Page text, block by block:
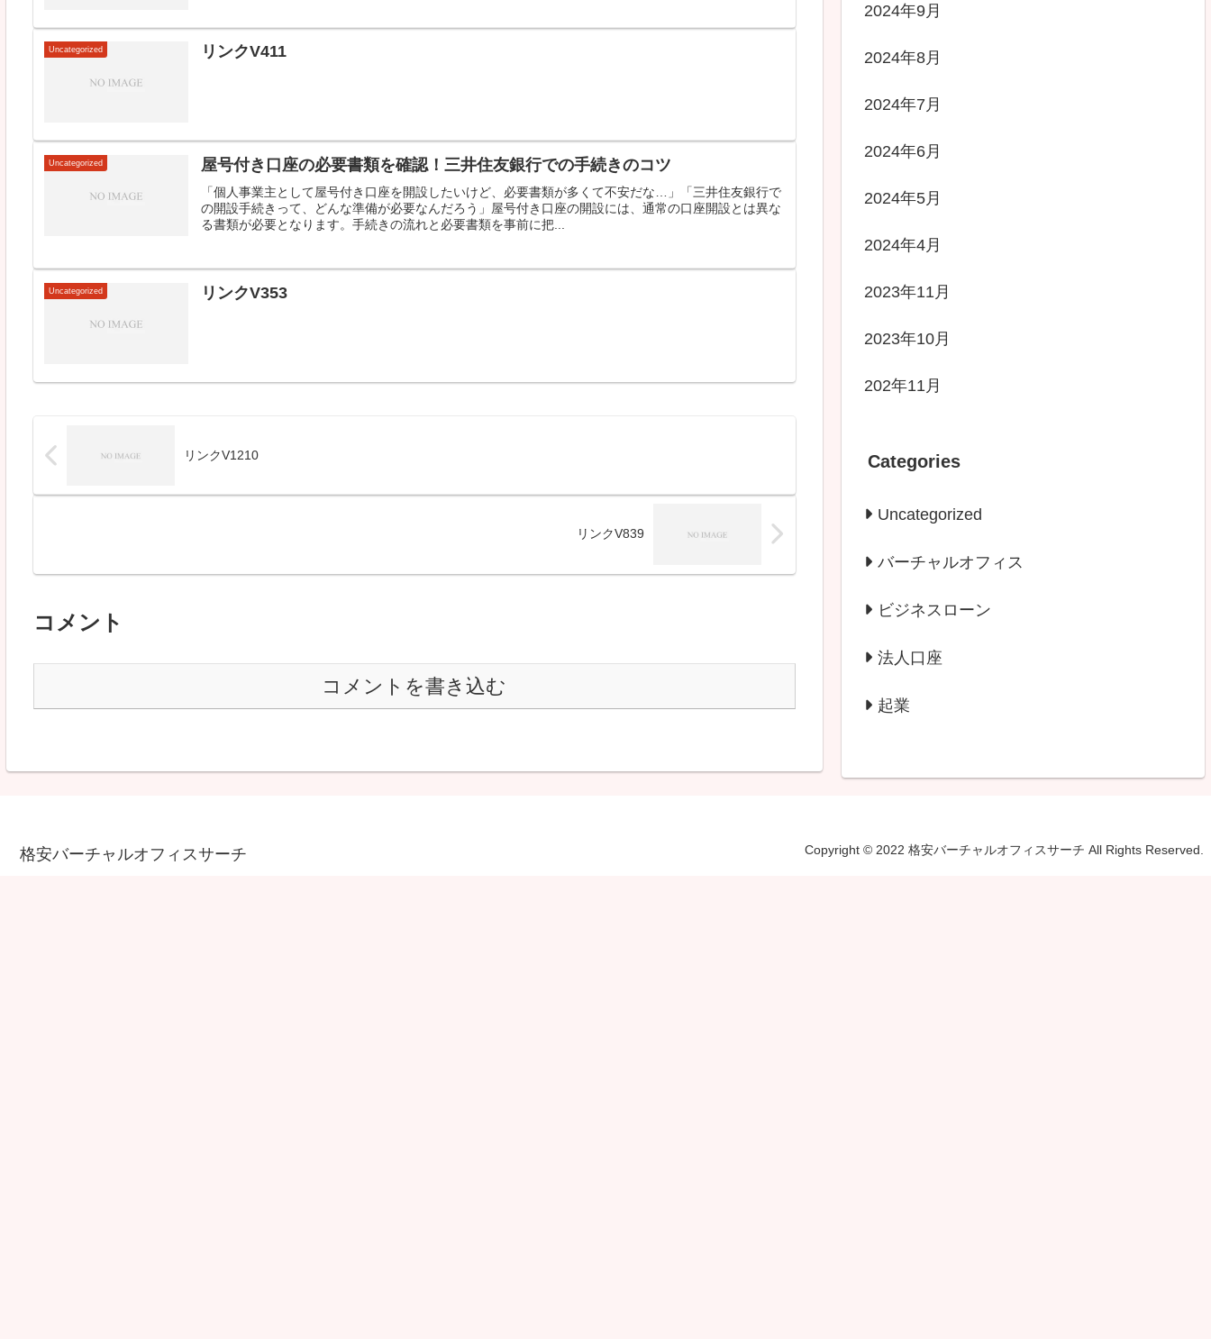
Uncategorized リンクV411
Uncategorized 屋号付き口座の必要書類を確認！三井住友銀行での手続きのコツ
「個人事業主として屋号付き口座を開設したいけど、必要書類が多くて不安だな…」「三井住友銀行で
の開設手続きって、どんな準備が必要なんだろう」屋号付き口座の開設には、通常の口座開設とは異な
る書類が必要となります。手続きの流れと必要書類を事前に把...
Uncategorized リンクV353
リンクV1210
リンクV839
コメント
コメントを書き込む
2024年9月
2024年8月
2024年7月
2024年6月
2024年5月
2024年4月
2023年11月
2023年10月
202年11月
Categories
Uncategorized
バーチャルオフィス
ビジネスローン
法人口座
起業
格安バーチャルオフィスサーチ Copyright © 2022 格安バーチャルオフィスサーチ All Rights Reserved.